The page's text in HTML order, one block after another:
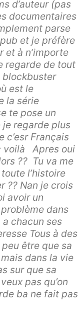
d’auteur (pas
documentaires
parse
et je préfère
et à n’importe
regarde de tout
blockbuster
est le
la série
te pose un
regarde plus
c’esr Français
voilà Apres oui
?? Tu va me
l’histoire
?? Nan je crois
avoir un
dans
chacun ses
Tous à des
être que sa
dans la vie
sur que sa
pas qu’on
ba ne fait pas